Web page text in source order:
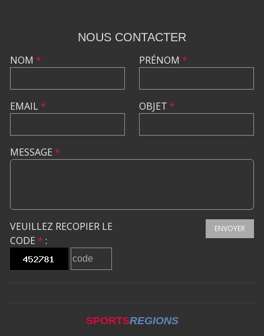
NOUS CONTACTER
NOM *
EMAIL*
PRÉNOM *
OBJET *
MESSAGE *
VEUILLEZ RECOPIER LE
CODE * :
ENVOYER
SPORTSREGIONS